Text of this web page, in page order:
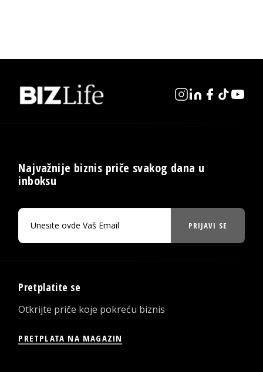
Najvažnije biznis priče svakog dana u
inboksu
PRIJAVI SE
Pretplatite se
Otkrijte priče koje pokreću biznis
PRETPLATA NA MAGAZIN